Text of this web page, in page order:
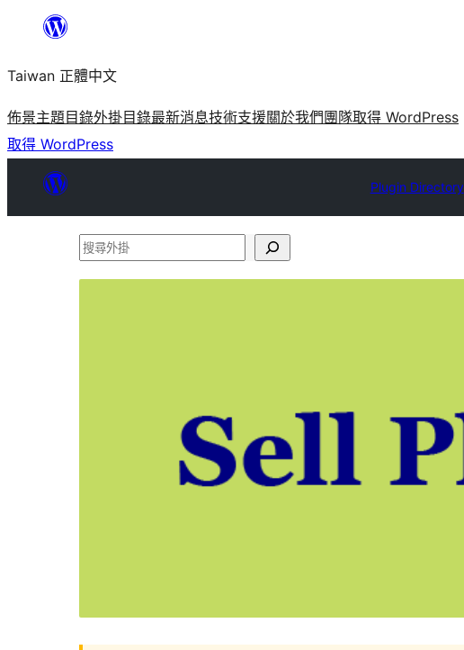
主
要
內
容
Taiwan 正體中文
佈景主題目錄外掛目錄最新消息技術支援關於我們 團隊取得 WordPress
取得 WordPress
Plugin Directory
搜